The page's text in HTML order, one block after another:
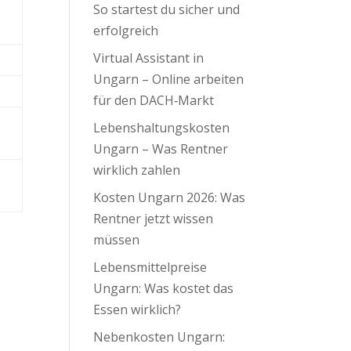
So startest du sicher und
erfolgreich
Virtual Assistant in
Ungarn – Online arbeiten
für den DACH‑Markt
Lebenshaltungskosten
Ungarn – Was Rentner
wirklich zahlen
Kosten Ungarn 2026: Was
Rentner jetzt wissen
müssen
Lebensmittelpreise
Ungarn: Was kostet das
Essen wirklich?
Nebenkosten Ungarn: